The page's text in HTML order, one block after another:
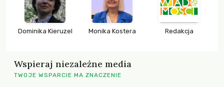
Dominika Kieruzel Monika Kostera Redakcja
Wspieraj niezależne media
TWOJE WSPARCIE MA ZNACZENIE